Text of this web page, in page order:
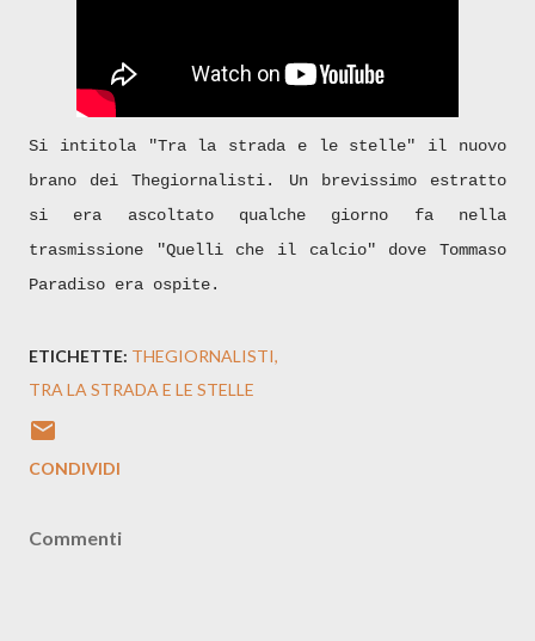
Si intitola "Tra la strada e le stelle" il nuovo
brano dei Thegiornalisti. Un brevissimo estratto
si era ascoltato qualche giorno fa nella
trasmissione "Quelli che il calcio" dove Tommaso
Paradiso era ospite.
ETICHETTE: THEGIORNALISTI
TRA LA STRADA E LE STELLE
CONDIVIDI
Commenti